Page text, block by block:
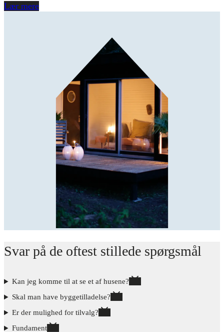
Lær mere
Svar på de oftest stillede spørgsmål
Kan jeg komme til at se et af husene?
Skal man have byggetilladelse?
Er der mulighed for tilvalg?
Fundament